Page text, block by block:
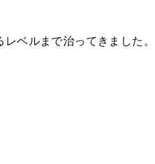
ベルまで治ってきました。